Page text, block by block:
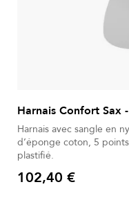
Harnais Confort Sax
Harnais avec sangle en
d’éponge coton, 5
plastifié.
Prix
102,40 €